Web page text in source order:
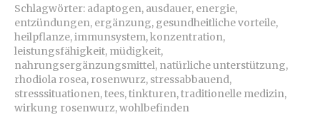
Schlagwörter: adaptogen, ausdauer, energie,
entzündungen, ergänzung, gesundheitliche vorteile,
heilpflanze,immunsystem,konzentration,
leistungsfähigkeit, müdigkeit,
nahrungsergänzungsmittel, natürliche unterstützung,
rhodiola rosea, rosenwurz, stressabbauend,
stresssituationen,tees,tinkturen,traditionelle medizin,
wirkung rosenwurz,wohlbefinden